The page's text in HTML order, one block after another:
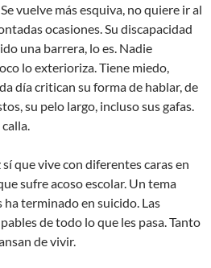
vuelve más esquiva, no quiere ir al
ocasiones. Su discapacidad
una barrera, lo es. Nadie
lo exterioriza. Tiene miedo,
día critican su forma de hablar, de
su pelo largo, incluso sus gafas.
que vive con diferentes caras en
sufre acoso escolar. Un tema
terminado en suicido. Las
de todo lo que les pasa. Tanto
de vivir.